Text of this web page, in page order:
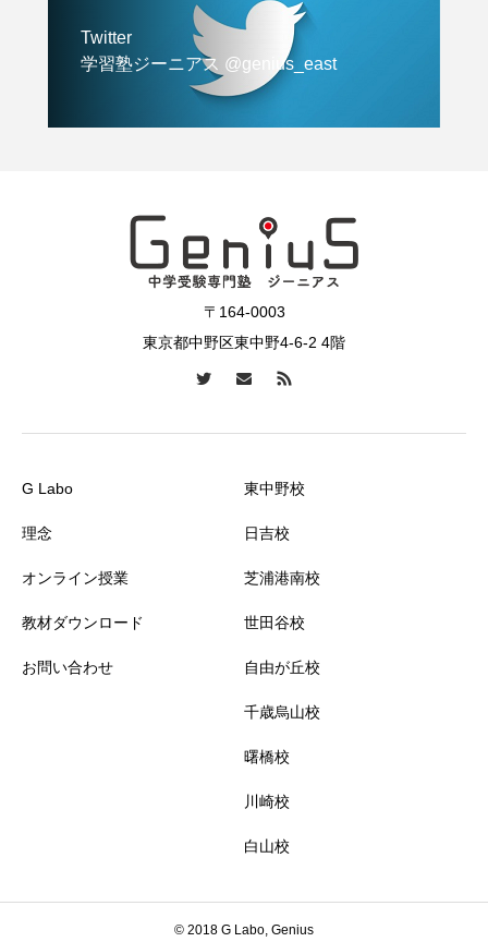
Twitter
学習塾ジーニアス @genius_east
〒164-0003
東京都中野区東中野4-6-2 4階
G Labo
理念
オンライン授業
教材ダウンロード
お問い合わせ
東中野校
日吉校
芝浦港南校
世田谷校
自由が丘校
千歳烏山校
曙橋校
川崎校
白山校
© 2018 G Labo, Genius